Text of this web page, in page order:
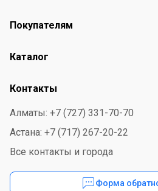
Покупателям
Каталог
Контакты
Алматы: +7 (727) 331-70-70
Астана: +7 (717) 267-20-22
Все контакты и города
Форма